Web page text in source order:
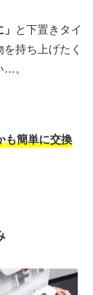
と下置きタイ
持ち上げたく
…。
も簡単に交換